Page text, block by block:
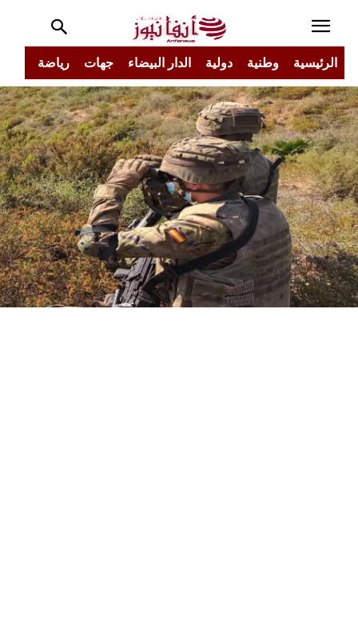
الرئيسية وطنية دولية الدار البيضاء جهات رياضة